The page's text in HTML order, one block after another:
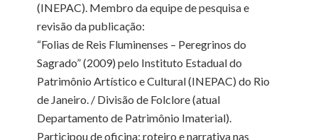
(INEPAC). Membro da equipe de pesquisa e
revisão da publicação:
“Folias de Reis Fluminenses – Peregrinos do
Sagrado” (2009) pelo Instituto Estadual do
Patrimônio Artístico e Cultural (INEPAC) do Rio
de Janeiro. / Divisão de Folclore (atual
Departamento de Patrimônio Imaterial).
Participou de oficina: roteiro e narrativa nas